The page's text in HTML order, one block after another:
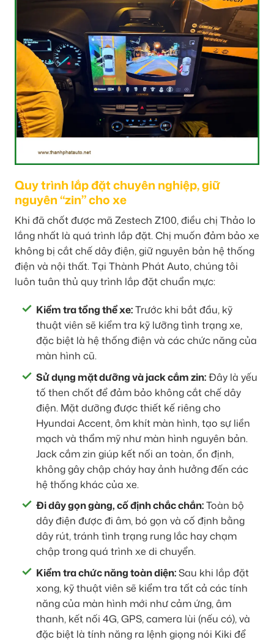
Quy trình lắp đặt chuyên nghiệp, giữ
nguyên “zin” cho xe
Khi đã chốt được mã Zestech Z100, điều chị Thảo lo
lắng nhất là quá trình lắp đặt. Chị muốn đảm bảo xe
không bị cắt chế dây điện, giữ nguyên bản hệ thống
điện và nội thất. Tại Thành Phát Auto, chúng tôi
luôn tuân thủ quy trình lắp đặt chuẩn mực:
Kiểm tra tổng thể xe:Trước khi bắt đầu, kỹ
thuật viên sẽ kiểm tra kỹ lưỡng tình trạng xe,
đặc biệt là hệ thống điện và các chức năng của
màn hình cũ.
Sử dụng mặt dưỡng và jack cắm zin:Đây là yếu
tố then chốt để đảm bảo không cắt chế dây
điện. Mặt dưỡng được thiết kế riêng cho
Hyundai Accent, ôm khít màn hình, tạo sự liền
mạch và thẩm mỹ như màn hình nguyên bản.
Jack cắm zin giúp kết nối an toàn, ổn định,
không gây chập cháy hay ảnh hưởng đến các
hệ thống khác của xe.
Đi dây gọn gàng, cố định chắc chắn:Toàn bộ
dây điện được đi âm, bó gọn và cố định bằng
dây rút, tránh tình trạng rung lắc hay chạm
chập trong quá trình xe di chuyển.
Kiểm tra chức năng toàn diện:Sau khi lắp đặt
xong, kỹ thuật viên sẽ kiểm tra tất cả các tính
năng của màn hình mới như cảm ứng, âm
thanh, kết nối 4G, GPS, camera lùi (nếu có), và
đặc biệt là tính năng ra lệnh giọng nói Kiki để